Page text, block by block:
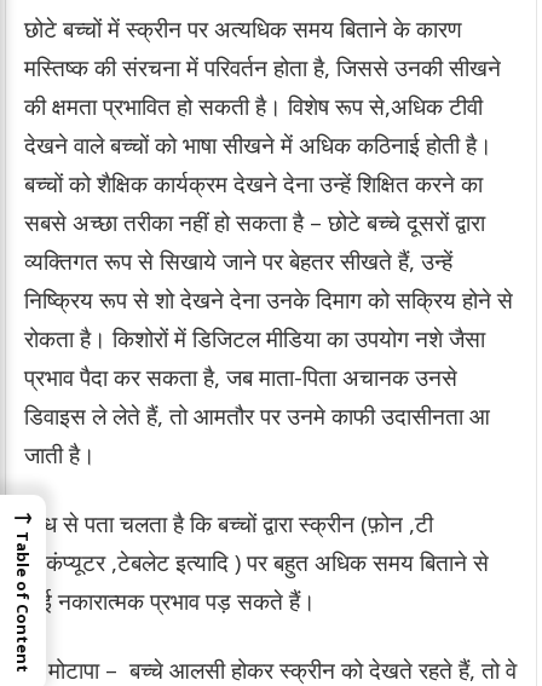
छोटे बच्चों में स्क्रीन पर अत्यधिक समय बिताने के कारण
मस्तिष्क की संरचना में परिवर्तन होता है, जिससे उनकी सीखने
की क्षमता प्रभावित हो सकती है। विशेष रूप से,अधिक टीवी
देखने वाले बच्चों को भाषा सीखने में अधिक कठिनाई होती है।
बच्चों को शैक्षिक कार्यक्रम देखने देना उन्हें शिक्षित करने का
सबसे अच्छा तरीका नहीं हो सकता है – छोटे बच्चे दूसरों द्वारा
व्यक्तिगत रूप से सिखाये जाने पर बेहतर सीखते हैं, उन्हें
निष्क्रिय रूप से शो देखने देना उनके दिमाग को सक्रिय होने से
रोकता है। किशोरों में डिजिटल मीडिया का उपयोग नशे जैसा
प्रभाव पैदा कर सकता है, जब माता-पिता अचानक उनसे
डिवाइस ले लेते हैं, तो आमतौर पर उनमे काफी उदासीनता आ
जाती है।
शोध से पता चलता है कि बच्चों द्वारा स्क्रीन (फ़ोन ,टी
वी,कंप्यूटर ,टेबलेट इत्यादि ) पर बहुत अधिक समय बिताने से
कई नकारात्मक प्रभाव पड़ सकते हैं।
1. मोटापा – बच्चे आलसी होकर स्क्रीन को देखते रहते हैं, तो वे
→
Table of Content